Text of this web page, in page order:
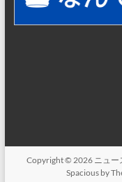
Copyright © 2026 ニュー
Spacious by